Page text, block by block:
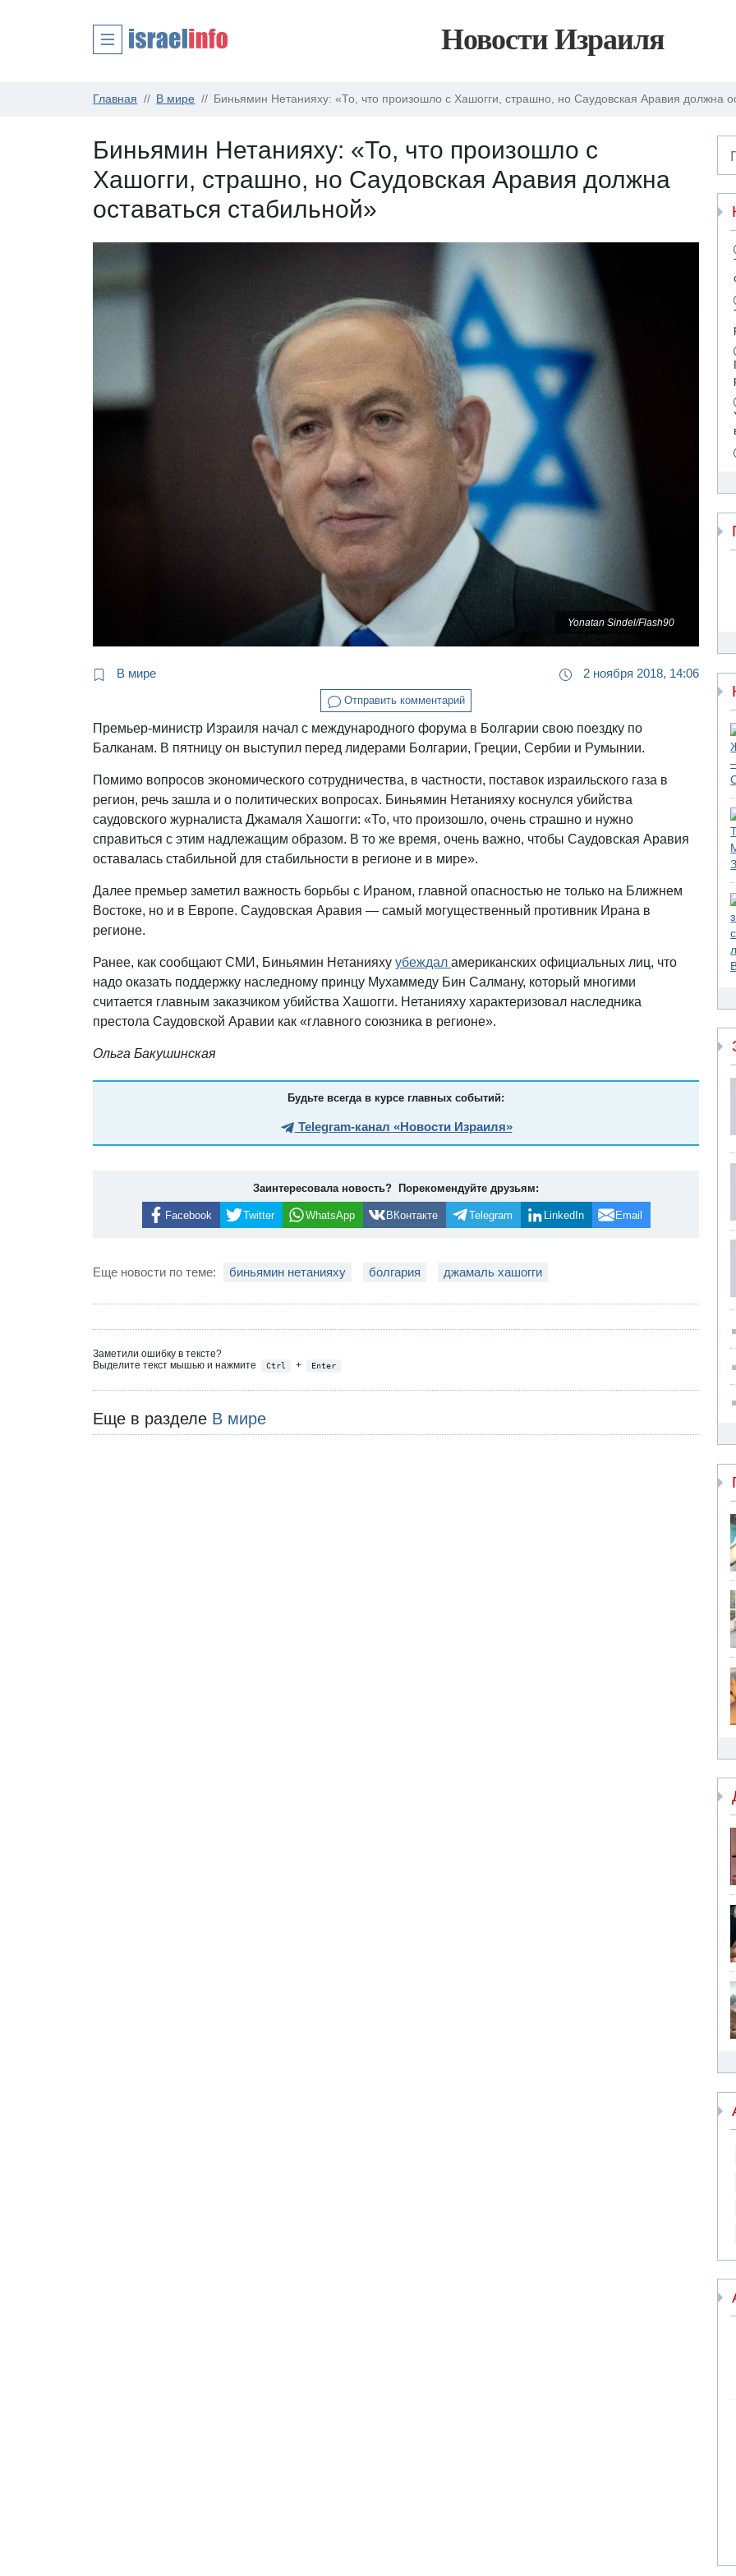
Новости Израиля
Главная В мире Биньямин Нетанияху: «То, что произошло с Хашогги, страшно, но Саудовская Аравия должна
Биньямин Нетанияху: «То, что произошло с
Хашогги, страшно, но Саудовская Аравия должна
оставаться стабильной»
Yonatan Sindel/Flash90
В мире 2 ноября 2018, 14:06
Отправить комментарий
Премьер-министр Израиля начал с международного форума в Болгарии свою поездку по
Балканам. В пятницу он выступил перед лидерами Болгарии, Греции, Сербии и Румынии.
Помимо вопросов экономического сотрудничества, в частности, поставок израильского газа в
регион, речь зашла и о политических вопросах. Биньямин Нетанияху коснулся убийства
саудовского журналиста Джамаля Хашогги: «То, что произошло, очень страшно и нужно
справиться с этим надлежащим образом. В то же время, очень важно, чтобы Саудовская Аравия
оставалась стабильной для стабильности в регионе и в мире».
Далее премьер заметил важность борьбы с Ираном, главной опасностью не только на Ближнем
Востоке, но и в Европе. Саудовская Аравия — самый могущественный противник Ирана в
регионе.
Ранее, как сообщают СМИ, Биньямин Нетанияхуубеждаламериканских официальных лиц, что
надо оказать поддержку наследному принцу Мухаммеду Бин Салману, который многими
считается главным заказчиком убийства Хашогги. Нетанияху характеризовал наследника
престола Саудовской Аравии как «главного союзника в регионе».
Ольга Бакушинская
Будьте всегда в курсе главных событий:
Telegram-канал «Новости Израиля»
Заинтересовала новость? Порекомендуйте друзьям:
Facebook Twitter WhatsApp ВКонтакте Telegram LinkedIn Email
Еще новости по теме: биньямин нетанияху болгария джамаль хашогги
Заметили ошибку в тексте?
Выделите текст мышью и нажмите
Ctrl + Enter
Еще в разделе В мире